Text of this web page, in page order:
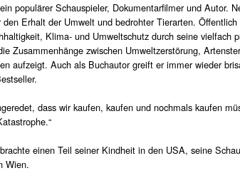
populärer Schauspieler, Dokumentarfilmer und Autor.
Erhalt der Umwelt und bedrohter Tierarten.
Klima- und Umweltschutz durch seine vielfach
Zusammenhänge zwischen Umweltzerstörung,
aufzeigt. Auch als Buchautor greift er immer wieder
dass wir kaufen, kaufen und nochmals kaufen
einen Teil seiner Kindheit in den USA, seine
Wien.